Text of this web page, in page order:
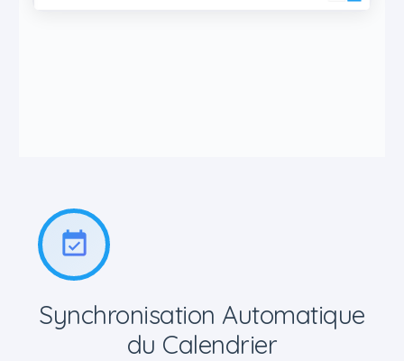
event_available
Synchronisation Automatique
du Calendrier